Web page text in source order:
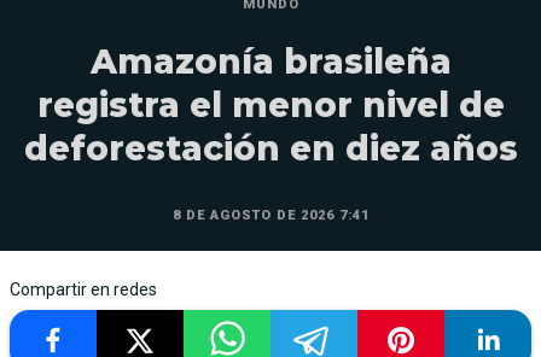
MUNDO
Amazonía brasileña
registra el menor nivel de
deforestación en diez años
8 DE AGOSTO DE 2026 7:41
Compartir en redes